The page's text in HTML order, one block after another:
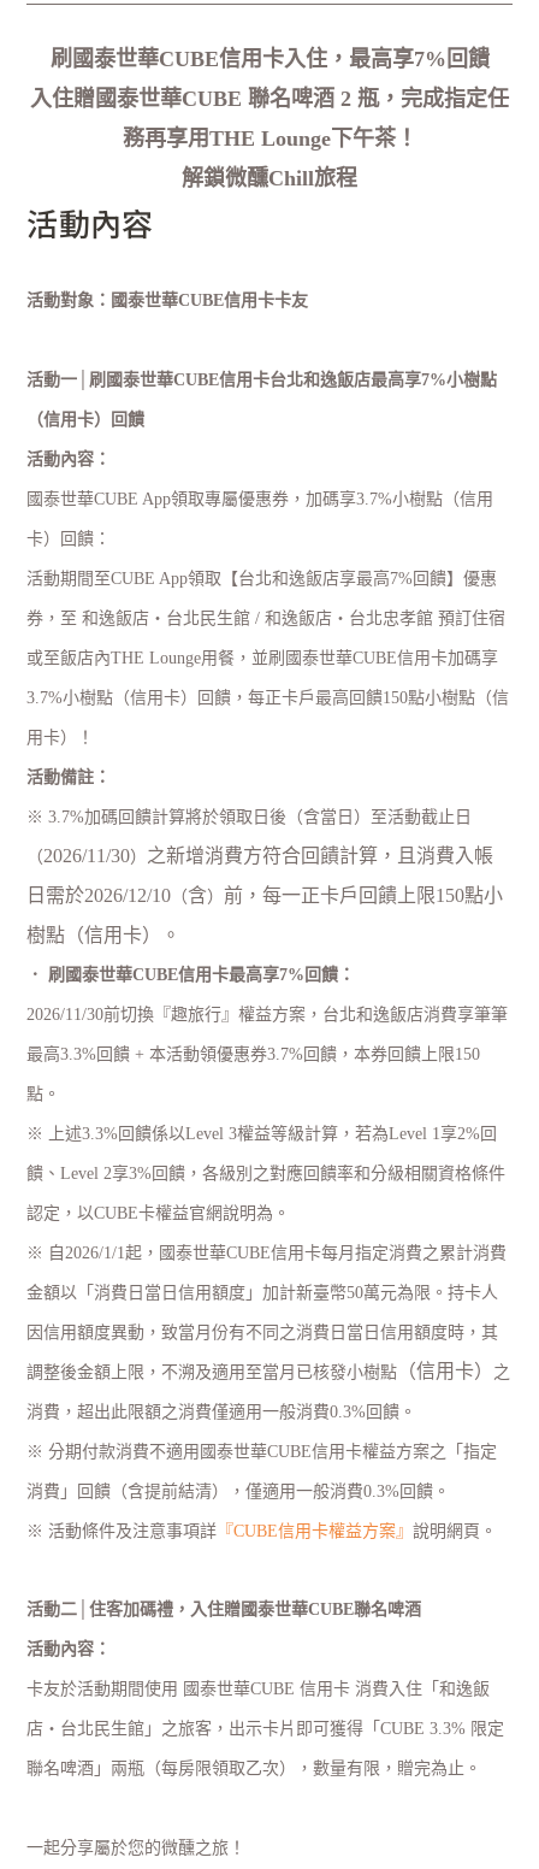
刷國泰世華CUBE信用卡入住，最高享7% 回饋
入住贈國泰世華CUBE 聯名啤酒 2 瓶，完成指定任
務再享用THE Lounge下午茶！
解鎖微醺Chill旅程
活動內容
活動對象：國泰世華CUBE信用卡卡友
活動一│刷國泰世華CUBE信用卡台北和逸飯店最高享7%小樹點
（信用卡） 回饋
活動內容：
國泰世華CUBE App領取專屬優惠券，加碼享3.7%小樹點（信用
卡） 回饋：
活動期間至CUBE App領取【台北和逸飯店享最高7% 回饋】優惠
券，至 和逸飯店‧台北民生館 /和逸飯店‧台北忠孝館 預訂住宿
或至飯店內THE Lounge用餐，並刷國泰世華CUBE信用卡加碼享
3.7%小樹點 （信用卡） 回饋，每正卡戶最高回饋150點小樹點 （信
用卡） ！
活動備註：
※3.7%加碼回饋計算將於領取日後 （含當日 ） 至活動截止日
（2026/11/30） 之新增消費方符合回饋計算，且消費入帳
日需於2026/12/10 （含） 前，每一正卡戶回饋上限150點小
樹點 （信用卡） 。
． 刷國泰世華CUBE信用卡最高享7% 回饋：
2026/11/30前切換『趣旅行』權益方案，台北和逸飯店消費享筆筆
最高3.3% 回饋 +本活動領優惠券3.7% 回饋，本券回饋上限150
點。
※ 上述3.3% 回饋係以Level 3權益等級計算，若為Level 1享2% 回
饋、Level 2享3% 回饋，各級別之對應回饋率和分級相關資格條件
認定，以CUBE卡權益官網說明為。
※ 自 2026/1/1起，國泰世華CUBE信用卡每月指定消費之累計消費
金額以「消費日當日信用額度」加計新臺幣50萬元為限。持卡人
因信用額度異動，致當月份有不同之消費日當日信用額度時，其
調整後金額上限，不溯及適用至當月已核發小樹點 （信用卡） 之
消費，超出此限額之消費僅適用一般消費0.3% 回饋。
※ 分期付款消費不適用國泰世華CUBE信用卡權益方案之「指定
消費」回饋（含提前結清），僅適用一般消費0.3% 回饋。
※ 活動條件及注意事項詳 『CUBE信用卡權益方案』說明網頁。
活動二│住客加碼禮，入住贈國泰世華CUBE聯名啤酒
活動內容：
卡友於活動期間使用 國泰世華CUBE信用卡 消費入住「和逸飯
店‧台北民生館」之旅客，出示卡片即可獲得「CUBE 3.3% 限定
聯名啤酒」兩瓶（每房限領取乙次），數量有限，贈完為止。
一起分享屬於您的微醺之旅！